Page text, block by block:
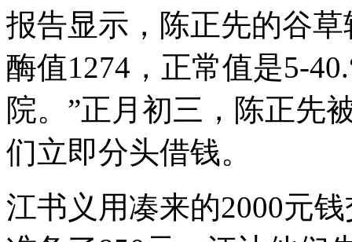
报告显示，陈正先的谷
酶值1274，正常值是5-
院。”正月初三，陈正先
们立即分头借钱。
江书义用凑来的2000元